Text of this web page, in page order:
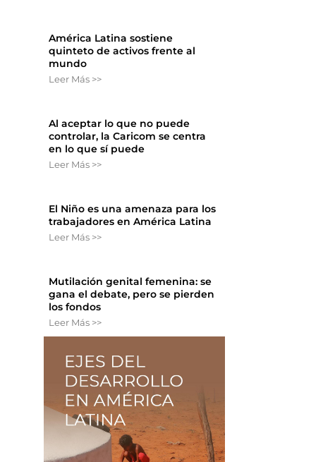
América Latina sostiene
quinteto de activos frente al
mundo
Leer Más >>
Al aceptar lo que no puede
controlar, la Caricom se centra
en lo que sí puede
Leer Más >>
El Niño es una amenaza para los
trabajadores en América Latina
Leer Más >>
Mutilación genital femenina: se
gana el debate, pero se pierden
los fondos
Leer Más >>